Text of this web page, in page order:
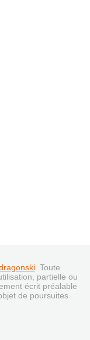
. Toute
partielle ou
écrit préalable
de poursuites